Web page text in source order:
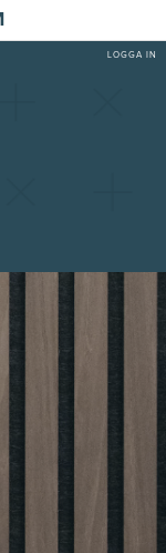
LOGGA IN